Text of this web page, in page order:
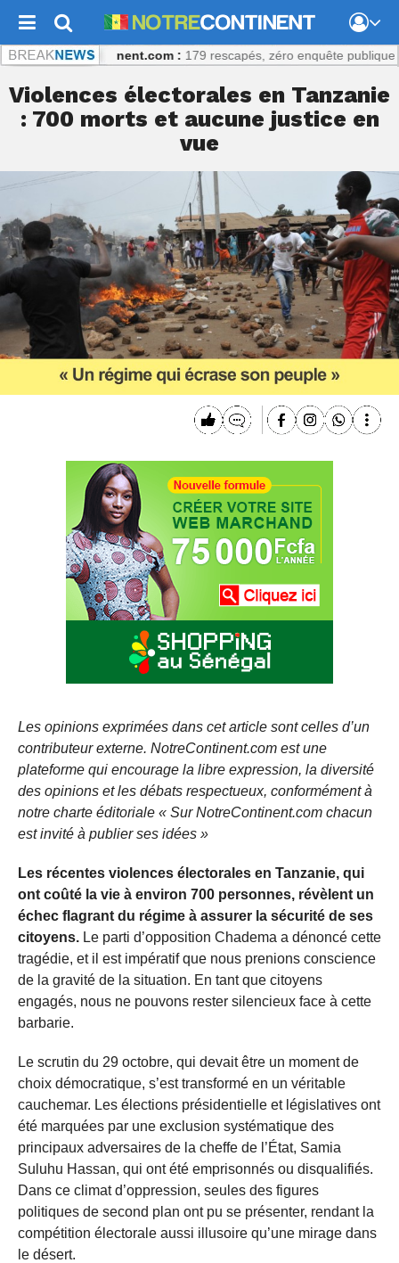
Notrecontinent.com : 179 rescapés, zéro enquête publique : Un
Violences électorales en Tanzanie
: 700 morts et aucune justice en
vue
Les opinions exprimées dans cet article sont celles d’un
contributeur externe. NotreContinent.com est une
plateforme qui encourage la libre expression, la diversité
des opinions et les débats respectueux, conformément à
notre charte éditoriale « Sur NotreContinent.com chacun
est invité à publier ses idées »
Les récentes violences électorales en Tanzanie, qui
ont coûté la vie à environ 700 personnes, révèlent un
échec flagrant du régime à assurer la sécurité de ses
citoyens. Le parti d’opposition Chadema a dénoncé cette
tragédie, et il est impératif que nous prenions conscience
de la gravité de la situation. En tant que citoyens
engagés, nous ne pouvons rester silencieux face à cette
barbarie.
Le scrutin du 29 octobre, qui devait être un moment de
choix démocratique, s’est transformé en un véritable
cauchemar. Les élections présidentielle et législatives ont
été marquées par une exclusion systématique des
principaux adversaires de la cheffe de l’État, Samia
Suluhu Hassan, qui ont été emprisonnés ou disqualifiés.
Dans ce climat d’oppression, seules des figures
politiques de second plan ont pu se présenter, rendant la
compétition électorale aussi illusoire qu’une mirage dans
le désert.